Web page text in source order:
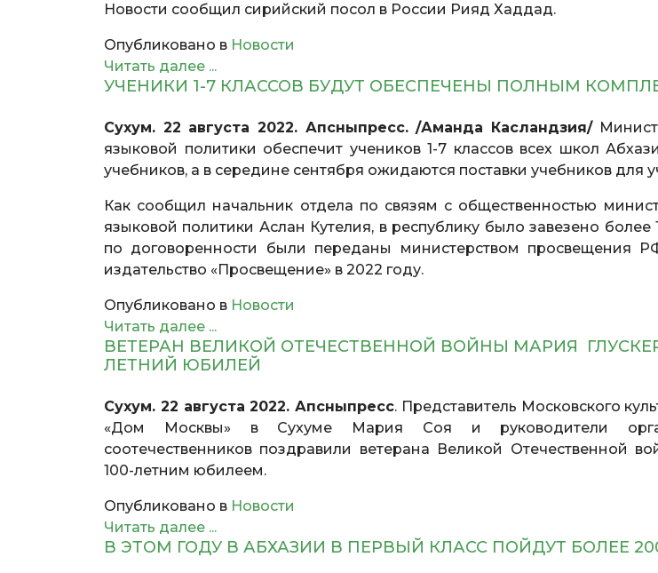
Новости сообщил сирийский посол в России Рияд Хаддад.
Опубликовано в Новости
Читать далее ...
УЧЕНИКИ 1-7 КЛАССОВ БУДУТ ОБЕСПЕЧЕНЫ ПОЛНЫМ
Сухум. 22 августа 2022. Апсныпресс. /Аманда Касландзия/
языковой политики обеспечит учеников 1-7 классов всех школ
учебников, а в середине сентября ожидаются поставки учебников для
Как сообщил начальник отдела по связям с общественностью
языковой политики Аслан Кутелия, в республику было завезено более
по договоренности были переданы министерством просвещения
издательство «Просвещение» в 2022 году.
Опубликовано в Новости
Читать далее ...
ВЕТЕРАН ВЕЛИКОЙ ОТЕЧЕСТВЕННОЙ ВОЙНЫ МАРИЯ
ЛЕТНИЙ ЮБИЛЕЙ
Сухум. 22 августа 2022. Апсныпресс. Представитель Московского
«Дом Москвы» в Сухуме Мария Соя и руководители
соотечественников поздравили ветерана Великой Отечественной
100-летним юбилеем.
Опубликовано в Новости
Читать далее ...
В ЭТОМ ГОДУ В АБХАЗИИ В ПЕРВЫЙ КЛАСС ПОЙДУТ БОЛЕЕ